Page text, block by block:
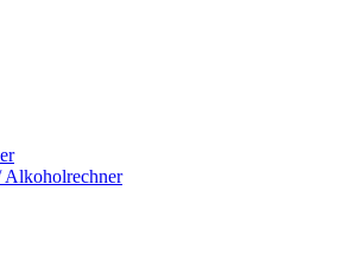
Alkoholrechner